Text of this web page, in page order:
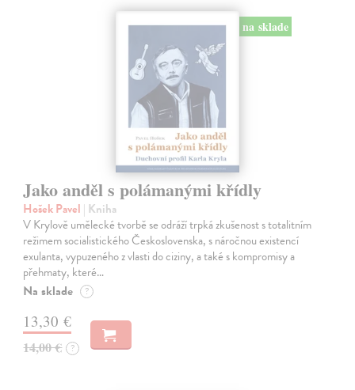
na sklade
Jako anděl s polámanými křídly
Hošek Pavel | Kniha
V Krylově umělecké tvorbě se odráží trpká zkušenost s totalitním
režimem socialistického Československa, s náročnou existencí
exulanta, vypuzeného z vlasti do ciziny, a také s kompromisy a
přehmaty, které…
Na sklade ?
13,30 €
14,00 € ?